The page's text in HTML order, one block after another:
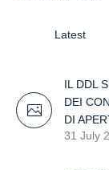
Latest
IL DDL
DEI
DI
31 July